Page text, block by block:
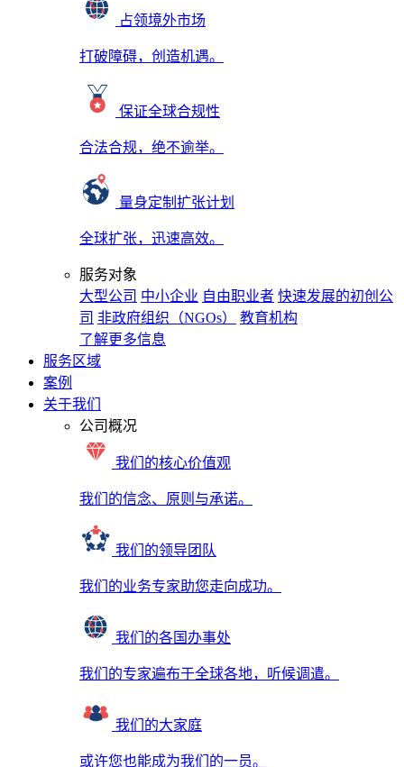
占领境外市场
打破障碍，创造机遇。
保证全球合规性
合法合规，绝不逾举。
量身定制扩张计划
全球扩张，迅速高效。
服务对象
大型公司 中小企业 自由职业者 快速发展的初创公
司 非政府组织（NGOs）
教育机构
了解更多信息
服务区域
案例
关于我们
公司概况
我们的核心价值观
我们的信念、原则与承诺。
我们的领导团队
我们的业务专家助您走向成功。
我们的各国办事处
我们的专家遍布于全球各地，听候调遣。
我们的大家庭
或许您也能成为我们的一员。